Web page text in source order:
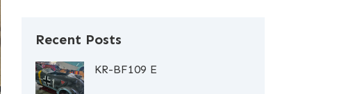
Recent Posts
KR-BF109 E